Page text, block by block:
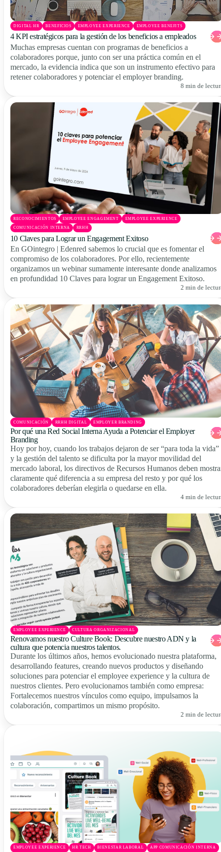
DIGITAL HR BENEFICIOS EMPLOYEE EXPERIENCE EMPLOYEE BENEFITS
4 KPI estratégicos para la gestión de los beneficios a empleados
Muchas empresas cuentan con programas de beneficios a
colaboradores porque, junto con ser una práctica común en el
mercado, la evidencia indica que son un instrumento efectivo para
retener colaboradores y potenciar el employer branding.
8 min de
RECONOCIMIENTOS EMPLOYEE ENGAGEMENT EMPLOYEE EXPERIENCE
COMUNICACIÓN INTERNA RRHH
10 Claves para Lograr un Engagement Exitoso
En GOintegro | Edenred sabemos lo crucial que es fomentar el
compromiso de los colaboradores. Por ello, recientemente
organizamos un webinar sumamente interesante donde analizamos
en profundidad 10 Claves para lograr un Engagement Exitoso.
2 min de
COMUNICACIÓN RRHH DIGITAL EMPLOYER BRANDING
Por qué una Red Social Interna Ayuda a Potenciar el Employer
Branding
Hoy por hoy, cuando los trabajos dejaron de ser “para toda la vida”
y la gestión del talento se dificulta por la mayor movilidad del
mercado laboral, los directivos de Recursos Humanos deben
claramente qué diferencia a su empresa del resto y por qué los
colaboradores deberían elegirla o quedarse en ella.
4 min de
EMPLOYEE EXPERIENCE CULTURA ORGANIZACIONAL
Renovamos nuestro Culture Book: Descubre nuestro ADN y la
cultura que potencia nuestros talentos.
Durante los últimos años, hemos evolucionado nuestra plataforma,
desarrollando features, creando nuevos productos y diseñando
soluciones para potenciar el employee experience y la cultura de
nuestros clientes. Pero evolucionamos también como empresa:
Fortalecemos nuestros vínculos como equipo, impulsamos la
colaboración, compartimos un mismo propósito.
2 min de
EMPLOYEE EXPERIENCE HR TECH BIENESTAR LABORAL APP COMUNICACIÓN INTERNA